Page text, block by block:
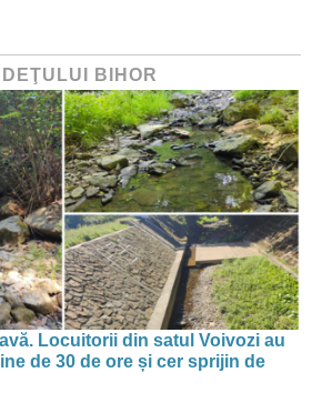
BIHOR
Locuitorii din satul Voivozi au
de 30 de ore și cer sprijin de